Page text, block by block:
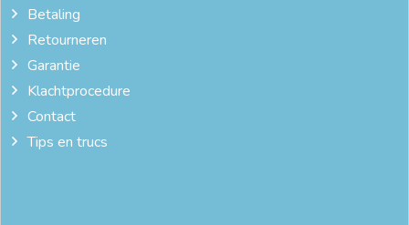
Betaling
Retourneren
Garantie
Klachtprocedure
Contact
Tips en trucs